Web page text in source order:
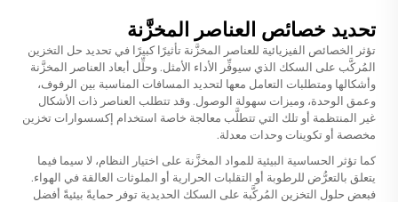
تحديد خصائص العناصر المخزَّنة
تؤثر الخصائص الفيزيائية للعناصر المخزَّنة تأثيرًا كبيرًا في تحديد حل التخزين
المُركَّب على السكك الذي سيوفِّر الأداء الأمثل. وحلِّل أبعاد العناصر المخزَّنة
وأشكالها ومتطلبات التعامل معها لتحديد المسافات المناسبة بين الرفوف،
وعمق الوحدة، وميزات سهولة الوصول. وقد تتطلب العناصر ذات الأشكال
غير المنتظمة أو تلك التي تتطلَّب معالجة خاصة استخدام إكسسوارات تخزين
مخصصة أو تكوينات وحدات معدلة.
كما تؤثر الحساسية البيئية للمواد المخزَّنة على اختيار النظام، لا سيما فيما
يتعلق بالتعرُّض للرطوبة أو التقلبات الحرارية أو الملوثات العالقة في الهواء.
فبعض حلول التخزين المُركَّبة على السكك الحديدية توفر حمايةً بيئيةً أفضل